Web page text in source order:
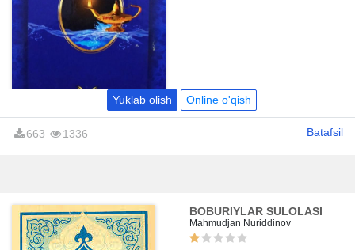
Yuklab olish Online o'qish
663 1336 Batafsil
BOBURIYLAR SULOLASI
Mahmudjan Nuriddinov